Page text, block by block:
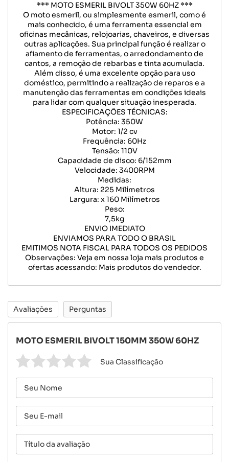
*** MOTO ESMERIL BIVOLT 350W 60HZ ***
O moto esmeril, ou simplesmente esmeril, como é
mais conhecido, é uma ferramenta essencial em
oficinas mecânicas, relojoarias, chaveiros, e diversas
outras aplicações. Sua principal função é realizar o
afiamento de ferramentas, o arredondamento de
cantos, a remoção de rebarbas e tinta acumulada.
Além disso, é uma excelente opção para uso
doméstico, permitindo a realização de reparos e a
manutenção das ferramentas em condições ideais
para lidar com qualquer situação inesperada.
ESPECIFICAÇÕES TÉCNICAS:
Potência: 350W
Motor: 1/2 cv
Frequência: 60Hz
Tensão: 110V
Capacidade de disco: 6/152mm
Velocidade: 3400RPM
Medidas:
Altura: 225 Milímetros
Largura: x 160 Milímetros
Peso:
7,5kg
ENVIO IMEDIATO
ENVIAMOS PARA TODO O BRASIL
EMITIMOS NOTA FISCAL PARA TODOS OS PEDIDOS
Observações: Veja em nossa loja mais produtos e
ofertas acessando: Mais produtos do vendedor.
Avaliações Perguntas
MOTO ESMERIL BIVOLT 150MM 350W 60HZ
Sua Classificação